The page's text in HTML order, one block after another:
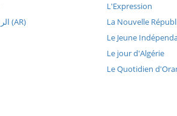
El Massa الرئيسية (AR)
L'Expression
La Nouvelle
Le Jeune
Le jour d'Algérie
Le Quotidien